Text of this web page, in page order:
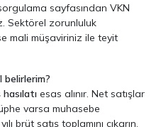
sayfasından VKN
Sektörel zorunluluk
mali müşaviriniz ile teyit
belirlerim?
esas alınır. Net satışlar
varsa muhasebe
brüt satış toplamını çıkarın.